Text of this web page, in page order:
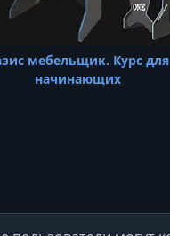
мебельщик. Курс для
начинающих